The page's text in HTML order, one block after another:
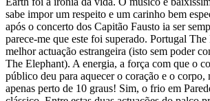
sabe impor um respeito e um carinho bem
após o concerto dos Capitão Fausto ia ser
parece-me que este foi superado. Portugal
melhor actuação estrangeira (isto sem poder
The Elephant). A energia, a força com que o
público deu para aquecer o coração e o corpo,
apenas perto de 10 graus! Sim, o frio em